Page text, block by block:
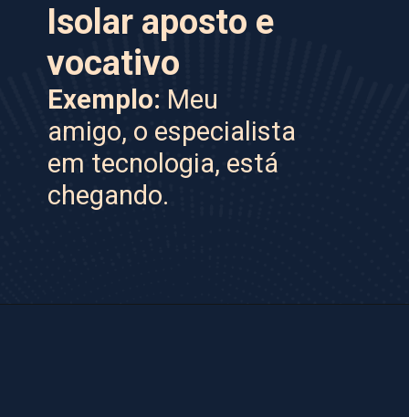
Isolar aposto e
vocativo
Exemplo: Meu
amigo, o especialista
em tecnologia, está
chegando.